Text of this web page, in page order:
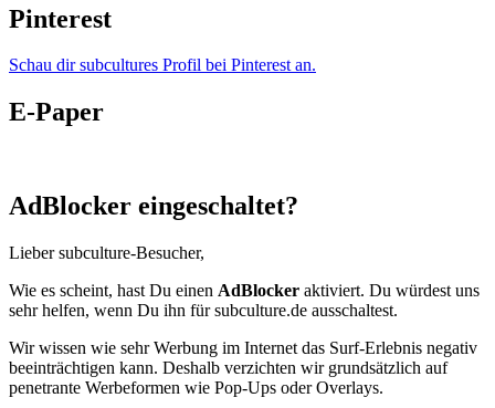
Pinterest
Schau dir subcultures Profil bei Pinterest an.
E-Paper
AdBlocker eingeschaltet?
Lieber subculture-Besucher,
Wie es scheint, hast Du einen AdBlocker aktiviert. Du würdest uns
sehr helfen, wenn Du ihn für subculture.de ausschaltest.
Wir wissen wie sehr Werbung im Internet das Surf-Erlebnis negativ
beeinträchtigen kann. Deshalb verzichten wir grundsätzlich auf
penetrante Werbeformen wie Pop-Ups oder Overlays.